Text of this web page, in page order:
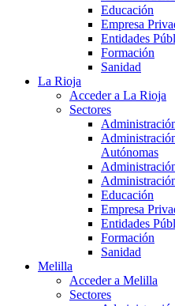
Educación
Empresa
Entidades
Formación
Sanidad
La Rioja
Acceder a La Rioja
Sectores
Autónomas
Educación
Empresa
Entidades
Formación
Sanidad
Melilla
Acceder a Melilla
Sectores